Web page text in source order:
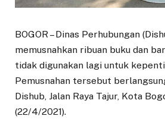
BOGOR – Dinas Perhubungan
memusnahkan ribuan buku dan
tidak digunakan lagi untuk
Pemusnahan tersebut
Dishub, Jalan Raya Tajur, Kota
(22/4/2021).